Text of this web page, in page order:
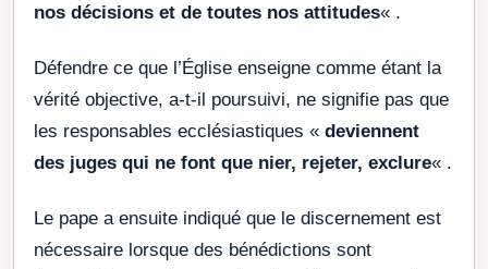
nos décisions et de toutes nos attitudes« .
Défendre ce que l’Église enseigne comme étant la
vérité objective, a-t-il poursuivi, ne signifie pas que
les responsables ecclésiastiques « deviennent
des juges qui ne font que nier, rejeter, exclure« .
Le pape a ensuite indiqué que le discernement est
nécessaire lorsque des bénédictions sont